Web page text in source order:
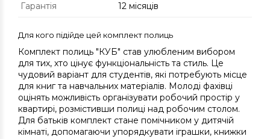
Гарантія
12 місяців
Для кого підійде цей комплект полиць
Комплект полиць "КУБ" став улюбленим вибором
для тих, хто цінує функціональність та стиль. Це
чудовий варіант для студентів, які потребують місце
для книг та навчальних матеріалів. Молоді фахівці
оцінять можливість організувати робочий простір у
квартирі, розмістивши полиці над робочим столом.
Для батьків комплект стане помічником у дитячій
кімнаті, допомагаючи упорядкувати іграшки, книжки